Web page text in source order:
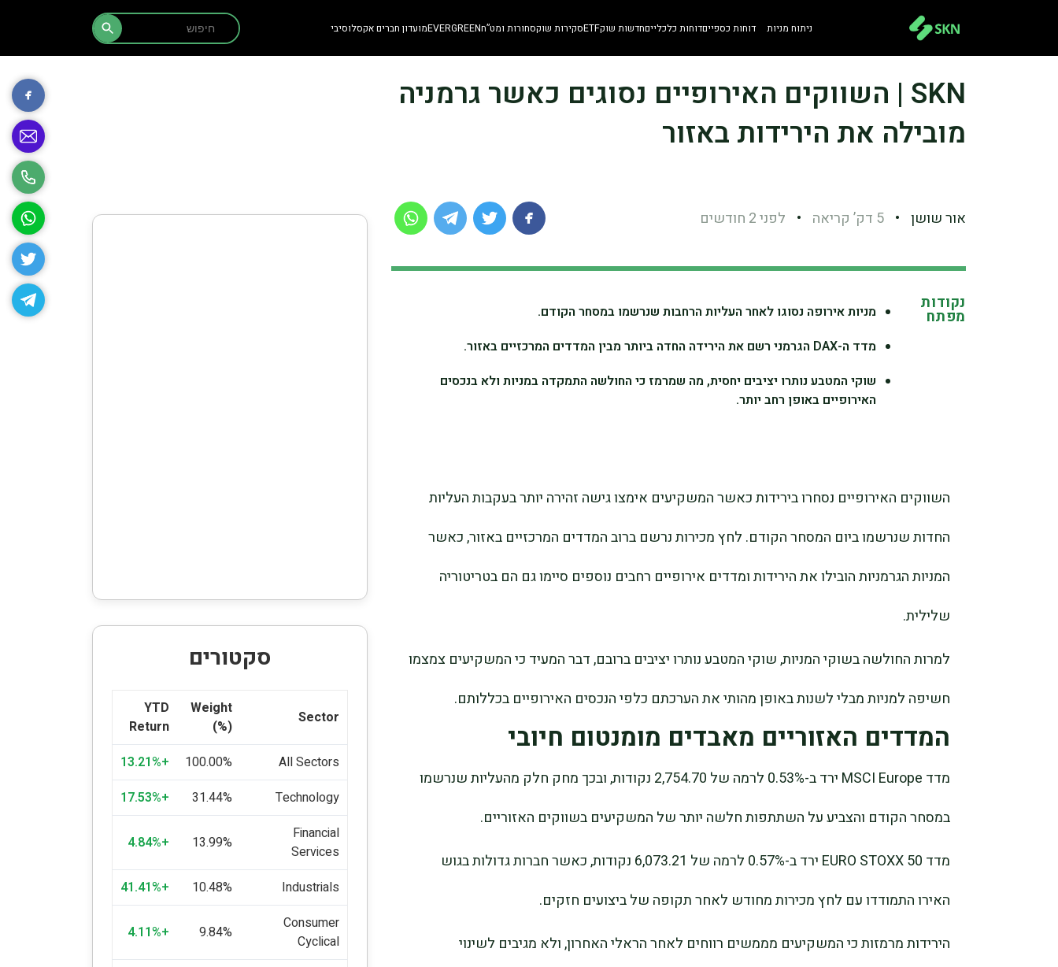
ניתוח מניות דוחות כספייםדוחות כלכלייםחדשות שוקETFסקירות שוקסחורות ומט”חEVERGREENמועדון חברים אקסלוסיבי Search
for:
Search Button
SKN | השווקים האירופיים נסוגים כאשר גרמניה
מובילה את הירידות באזור
אור שושן • 5 דק’ קריאה • לפני 2 חודשים
נקודות
מפתח
מניות אירופה נסוגו לאחר העליות הרחבות שנרשמו במסחר הקודם.
מדד ה-DAX הגרמני רשם את הירידה החדה ביותר מבין המדדים המרכזיים באזור.
שוקי המטבע נותרו יציבים יחסית, מה שמרמז כי החולשה התמקדה במניות ולא בנכסים
האירופיים באופן רחב יותר.
השווקים האירופיים נסחרו בירידות כאשר המשקיעים אימצו גישה זהירה יותר בעקבות העליות
החדות שנרשמו ביום המסחר הקודם. לחץ מכירות נרשם ברוב המדדים המרכזיים באזור, כאשר
המניות הגרמניות הובילו את הירידות ומדדים אירופיים רחבים נוספים סיימו גם הם בטריטוריה
שלילית.
למרות החולשה בשוקי המניות, שוקי המטבע נותרו יציבים ברובם, דבר המעיד כי המשקיעים צמצמו
חשיפה למניות מבלי לשנות באופן מהותי את הערכתם כלפי הנכסים האירופיים בכללותם.
המדדים האזוריים מאבדים מומנטום חיובי
מדד MSCI Europe ירד ב-0.53% לרמה של 2,754.70 נקודות, ובכך מחק חלק מהעליות שנרשמו
במסחר הקודם והצביע על השתתפות חלשה יותר של המשקיעים בשווקים האזוריים.
מדד EURO STOXX 50 ירד ב-0.57% לרמה של 6,073.21 נקודות, כאשר חברות גדולות בגוש
האירו התמודדו עם לחץ מכירות מחודש לאחר תקופה של ביצועים חזקים.
הירידות מרמזות כי המשקיעים מממשים רווחים לאחר הראלי האחרון, ולא מגיבים לשינוי
סקטורים
Sector
Weight
(%)
YTD
Return
All Sectors
100.00%
+13.21%
Technology
31.44%
+17.53%
Financial
Services
13.99%
+4.84%
Industrials
10.48%
+41.41%
Consumer
Cyclical
9.84%
+4.11%